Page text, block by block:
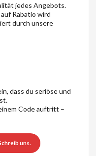
jedes Angebots.
Rabatio wird
durch unsere
dass du seriöse und
Code auftritt –
uns.